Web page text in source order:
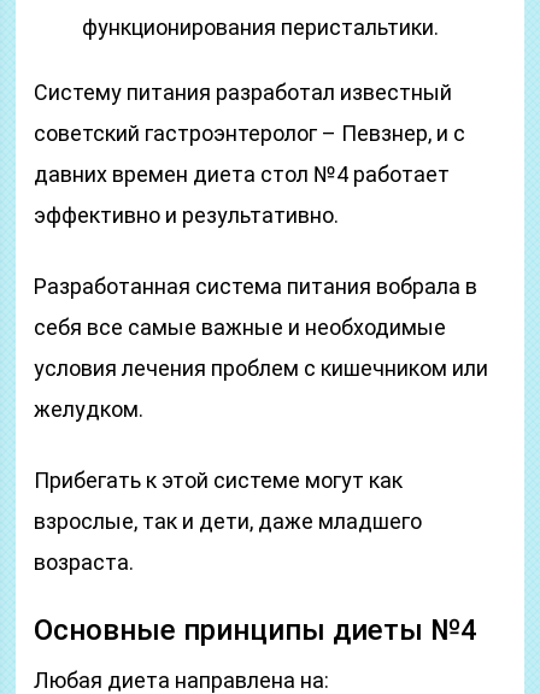
функционирования перистальтики.
Систему питания разработал известный
советский гастроэнтеролог – Певзнер, и с
давних времен диета стол №4 работает
эффективно и результативно.
Разработанная система питания вобрала в
себя все самые важные и необходимые
условия лечения проблем с кишечником или
желудком.
Прибегать к этой системе могут как
взрослые, так и дети, даже младшего
возраста.
Основные принципы диеты №4
Любая диета направлена на: